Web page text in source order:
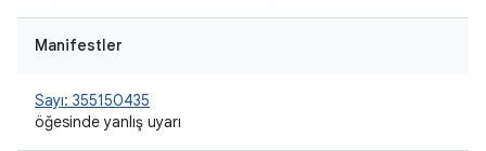
Manifestler
Sayı: 355150435
öğesindeyanlış uyarı